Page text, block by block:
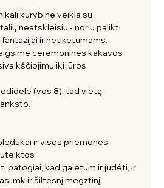
kūrybinė veikla su
neatskleisiu - noriu palikti
ir netikėtumams.
ceremoninės kakavos
iki jūros.
(vos 8), tad vietą
ir visos priemonės
patogiai, kad galėtum ir judėti, ir
ir šiltesnį megztinį